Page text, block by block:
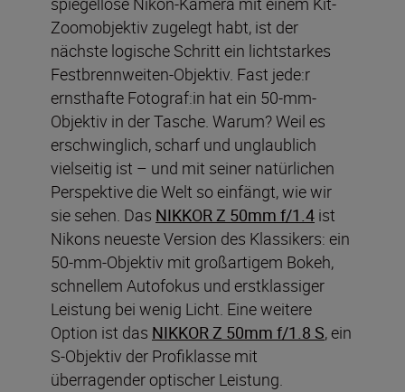
Zoomobjektiv zugelegt habt, ist der
nächste logische Schritt ein lichtstarkes
Festbrennweiten-Objektiv. Fast jede:r
ernsthafte Fotograf:in hat ein 50-mm-
Objektiv in der Tasche. Warum? Weil es
erschwinglich, scharf und unglaublich
vielseitig ist – und mit seiner natürlichen
Perspektive die Welt so einfängt, wie wir
sie sehen. Das NIKKOR Z 50mm f/1.4 ist
Nikons neueste Version des Klassikers: ein
50-mm-Objektiv mit großartigem Bokeh,
schnellem Autofokus und erstklassiger
Leistung bei wenig Licht. Eine weitere
Option ist das NIKKOR Z 50mm f/1.8 S, ein
S-Objektiv der Profiklasse mit
überragender optischer Leistung.